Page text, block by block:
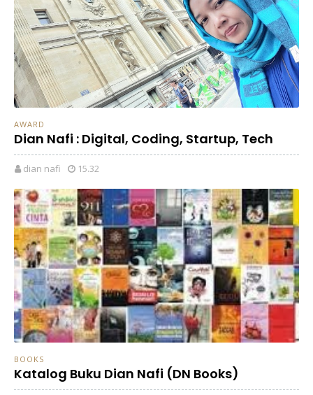
AWARD
Dian Nafi : Digital, Coding, Startup, Tech
dian nafi 15.32
BOOKS
Katalog Buku Dian Nafi (DN Books)